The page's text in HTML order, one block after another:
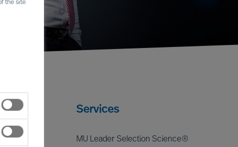
Services
MU Leader Selection Science®
the site